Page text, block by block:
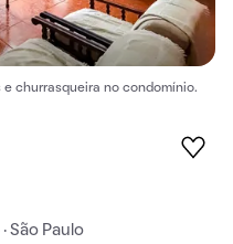
churrasqueira no condomínio.
São Paulo